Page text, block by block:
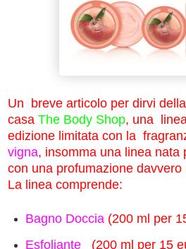
Un breve articolo per dirvi
casa The Body Shop, una
edizione limitata con la
vigna, insomma una linea nata
con una profumazione
La linea comprende:
Bagno Doccia(200 ml per
Esfoliante(200 ml per 15